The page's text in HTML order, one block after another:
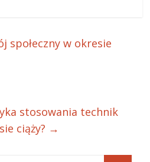
społeczny w okresie
stosowania technik
ciąży? →